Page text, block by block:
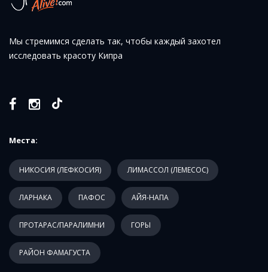
Мы стремимся сделать так, чтобы каждый захотел
исследовать красоту Кипра
Места:
НИКОСИЯ (ЛЕФКОСИЯ) ЛИМАССОЛ (ЛЕМЕСОС)
ЛАРНАКА ПАФОС АЙЯ-НАПА
ПРОТАРАС/ПАРАЛИМНИ ГОРЫ
РАЙОН ФАМАГУСТА